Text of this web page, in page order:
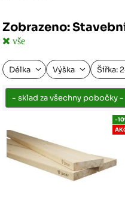
Zobrazeno:
vše
Délka Výška Šířka:
-